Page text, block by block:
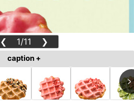
❮ 1/11 ❯
caption +